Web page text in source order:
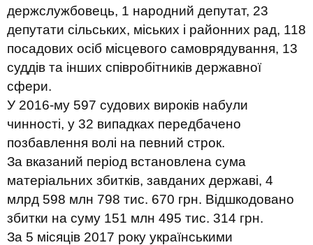
держслужбовець, 1 народний депутат, 23
депутати сільських, міських і районних рад, 118
посадових осіб місцевого самоврядування, 13
суддів та інших співробітників державної
сфери.
У 2016-му 597 судових вироків набули
чинності, у 32 випадках передбачено
позбавлення волі на певний строк.
За вказаний період встановлена ​​сума
матеріальних збитків, завданих державі, 4
млрд 598 млн 798 тис. 670 грн. Відшкодовано
збитки на суму 151 млн 495 тис. 314 грн.
За 5 місяців 2017 року українськими